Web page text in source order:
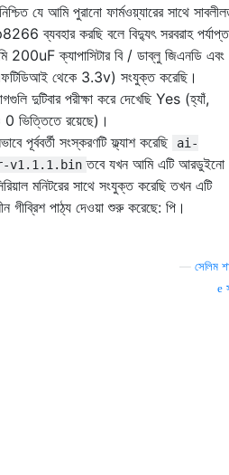
যে আমি পুরানো ফার্মওয়্যারের সাথে
ব্যবহার করছি বলে বিদ্যুৎ সরবরাহ পর্যাপ্ত
200uF ক্যাপাসিটার বি / ডাব্লু জিএনডি এবং
থেকে 3.3v) সংযুক্ত করেছি।
দুটিবার পরীক্ষা করে দেখেছি Yes (হ্যাঁ,
ভিত্তিতে রয়েছে)।
পূর্ববর্তী সংস্করণটি ফ্ল্যাশ করেছি
ai-
v1.1.1.bin তবে যখন আমি এটি আরডুইনো
মনিটরের সাথে সংযুক্ত করেছি তখন এটি
গীব্রিশ পাঠ্য দেওয়া শুরু করেছে: পি।
সেলিম